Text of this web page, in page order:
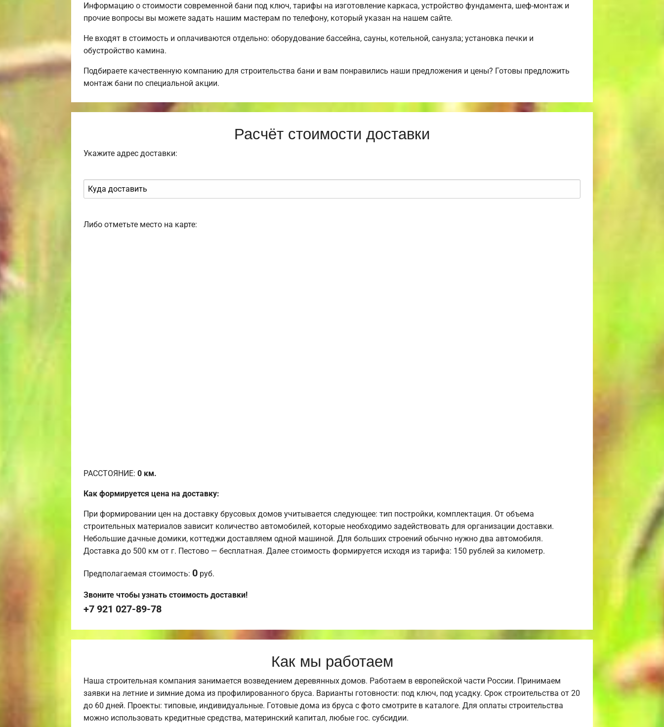
Информацию о стоимости современной бани под ключ, тарифы на изготовление каркаса, устройство фундамента, шеф-монтаж и
прочие вопросы вы можете задать нашим мастерам по телефону, который указан на нашем сайте.
Не входят в стоимость и оплачиваются отдельно: оборудование бассейна, сауны, котельной, санузла; установка печки и
обустройство камина.
Подбираете качественную компанию для строительства бани и вам понравились наши предложения и цены? Готовы предложить
монтаж бани по специальной акции.
Расчёт стоимости доставки
Укажите адрес доставки:
Либо отметьте место на карте:
РАССТОЯНИЕ: 0 км.
Как формируется цена на доставку:
При формировании цен на доставку брусовых домов учитывается следующее: тип постройки, комплектация. От объема
строительных материалов зависит количество автомобилей, которые необходимо задействовать для организации доставки.
Небольшие дачные домики, коттеджи доставляем одной машиной. Для больших строений обычно нужно два автомобиля.
Доставка до 500 км от г. Пестово — бесплатная. Далее стоимость формируется исходя из тарифа: 150 рублей за километр.
Предполагаемая стоимость: 0 руб.
Звоните чтобы узнать стоимость доставки!
+7 921 027-89-78
Как мы работаем
Наша строительная компания занимается возведением деревянных домов. Работаем в европейской части России. Принимаем
заявки на летние и зимние дома из профилированного бруса. Варианты готовности: под ключ, под усадку. Срок строительства от 20
до 60 дней. Проекты: типовые, индивидуальные. Готовые дома из бруса с фото смотрите в каталоге. Для оплаты строительства
можно использовать кредитные средства, материнский капитал, любые гос. субсидии.